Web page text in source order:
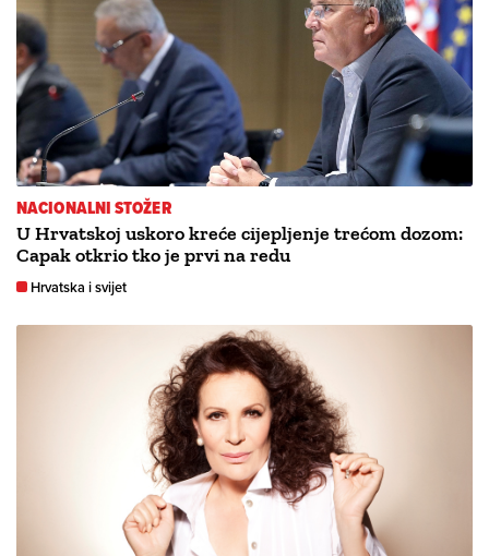
NACIONALNI STOŽER
U Hrvatskoj uskoro kreće cijepljenje trećom dozom:
Capak otkrio tko je prvi na redu
Hrvatska i svijet